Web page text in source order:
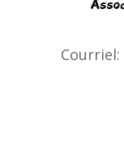
Courriel: